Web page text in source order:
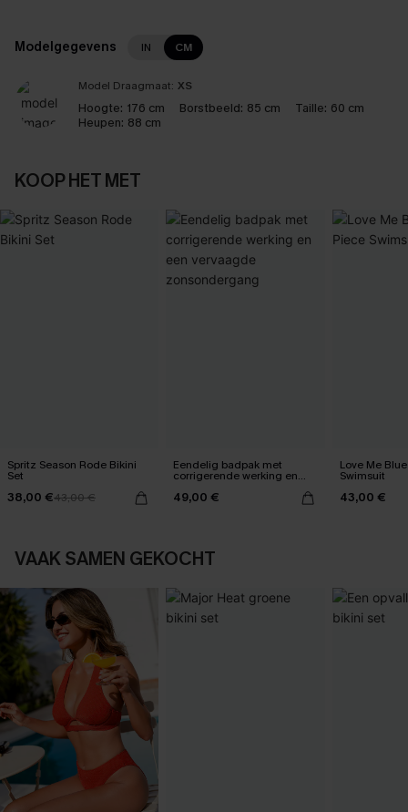
Modelgegevens IN CM
Model Draagmaat: XS
Hoogte: 176 cm Borstbeeld: 85 cm Taille: 60 cm
Heupen: 88 cm
KOOP HET MET
Spritz Season Rode Bikini
Set
38,00 €43,00 €
Eendelig badpak met
corrigerende werking en
een vervaagde
zonsondergang
49,00 €
Love Me
Swimsuit
43,00 €
VAAK SAMEN GEKOCHT